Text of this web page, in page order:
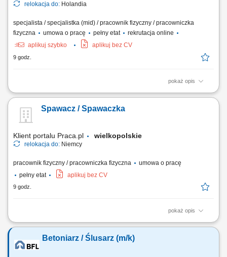
relokacja do: Holandia
specjalista / specjalistka (mid) / pracownik fizyczny / pracowniczka
fizyczna
umowa o pracę pełny etat
rekrutacja online
aplikuj szybko
aplikuj bez CV
9 godz.
pokaż opis
Opis stanowiska: montaż i konfiguracja serwerów zgodnie z
podzespołów komputerowych i przygotowywanie urządzeń do dalszej
dystrybucji, realizacja zadań produkcyjnych zgodnie z harmonogramem
Spawacz / Spawaczka
Klient portalu Praca.pl wielkopolskie
relokacja do: Niemcy
pracownik fizyczny / pracowniczka fizyczna
umowa o pracę
pełny etat
aplikuj bez CV
9 godz.
pokaż opis
spawanie metodą MAG 135 we wszystkich pozycjach, szlifowanie i
metalowych, montaż konstrukcji metalowych zgodnie z dokumentacją
techniczną, czytanie rysunku technicznego, lakierowanie elementów
Betoniarz / Ślusarz (m/k)